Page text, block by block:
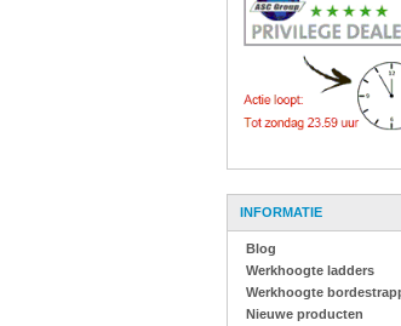
INFORMATIE
Blog
Werkhoogte ladders
Werkhoogte
Nieuwe producten